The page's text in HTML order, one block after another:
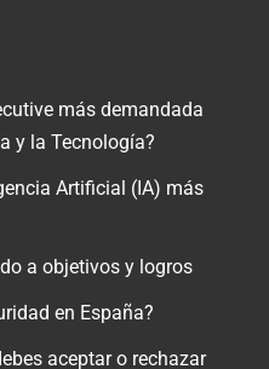
más demandada
y la Tecnología?
Artificial (IA) más
a objetivos y logros
en España?
aceptar o rechazar